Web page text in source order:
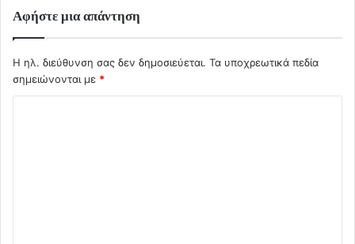
Αφήστε μια απάντηση
Η ηλ. διεύθυνση σας δεν δημοσιεύεται. Τα υποχρεωτικά πεδία
σημειώνονται με *